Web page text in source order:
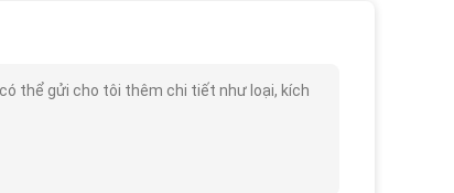
thể gửi cho tôi thêm chi tiết như loại, kích